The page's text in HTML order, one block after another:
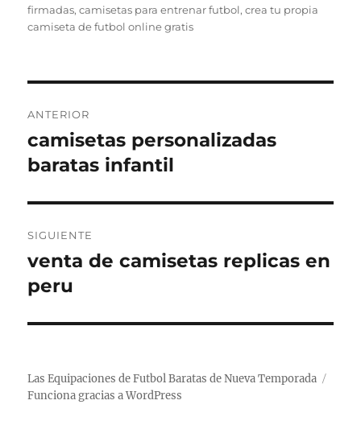
el
firmadas,camisetas para entrenar futbol,crea tu propia
camiseta de futbol online gratis
de
entradas
ANTERIOR
Entrada
anterior:
camisetas personalizadas
baratas infantil
SIGUIENTE
Entrada
siguiente:
venta de camisetas replicas en
peru
Las Equipaciones de Futbol Baratas de Nueva Temporada
Funciona gracias a WordPress